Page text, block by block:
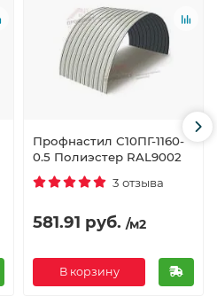
Профнастил С10ПГ-1160-
0.5 Полиэстер RAL9002
3 отзыва
581.91 руб. /м2
В корзину